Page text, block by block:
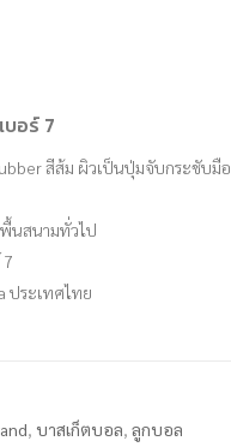
บอร์ 7
สีส้ม ผิวเป็นปุ่มจับกระชับมือ
นสนามทั่วไป
ประเทศไทย
, บาสเก็ตบอล, ลูกบอล